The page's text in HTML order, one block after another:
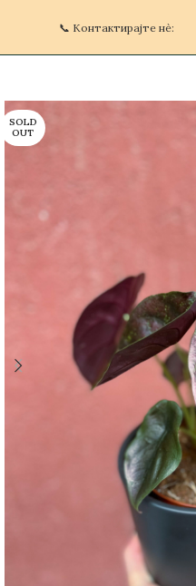
📞 Контактирајте нè:
SOLD
OUT